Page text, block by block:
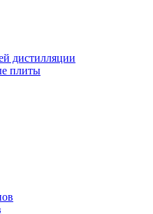
дистилляции
плиты